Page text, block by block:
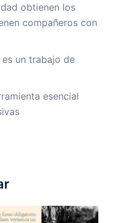
obtienen los
compañeros con
un trabajo de
esencial